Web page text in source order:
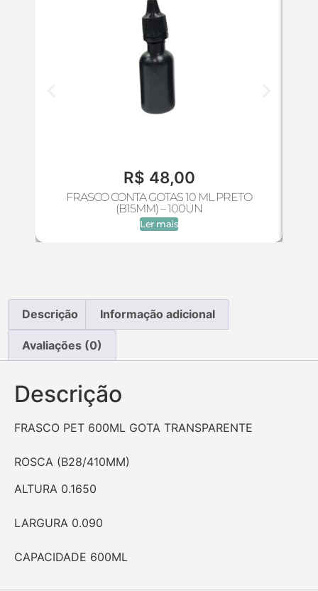
R$ 48,00
FRASCO CONTA GOTAS 10 ML PRETO
(B15MM) – 100UN
Ler mais
Descrição Informação adicional
Avaliações (0)
Descrição
FRASCO PET 600ML GOTA TRANSPARENTE
ROSCA (B28/410MM)
ALTURA 0.1650
LARGURA 0.090
CAPACIDADE 600ML